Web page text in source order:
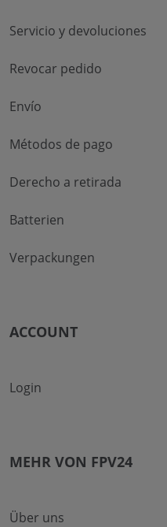
Servicio y devoluciones
Revocar pedido
Envío
Métodos de pago
Derecho a retirada
Batterien
Verpackungen
ACCOUNT
Login
MEHR VON FPV24
Über uns